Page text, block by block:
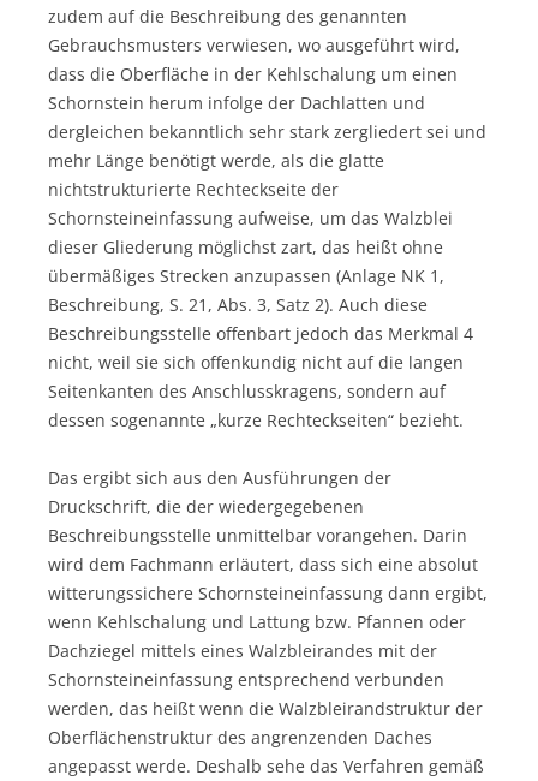
zudem auf die Beschreibung des genannten
Gebrauchsmusters verwiesen, wo ausgeführt wird,
dass die Oberfläche in der Kehlschalung um einen
Schornstein herum infolge der Dachlatten und
dergleichen bekanntlich sehr stark zergliedert sei und
mehr Länge benötigt werde, als die glatte
nichtstrukturierte Rechteckseite der
Schornsteineinfassung aufweise, um das Walzblei
dieser Gliederung möglichst zart, das heißt ohne
übermäßiges Strecken anzupassen (Anlage NK 1,
Beschreibung, S. 21, Abs. 3, Satz 2). Auch diese
Beschreibungsstelle offenbart jedoch das Merkmal 4
nicht, weil sie sich offenkundig nicht auf die langen
Seitenkanten des Anschlusskragens, sondern auf
dessen sogenannte „kurze Rechteckseiten“ bezieht.
Das ergibt sich aus den Ausführungen der
Druckschrift, die der wiedergegebenen
Beschreibungsstelle unmittelbar vorangehen. Darin
wird dem Fachmann erläutert, dass sich eine absolut
witterungssichere Schornsteineinfassung dann ergibt,
wenn Kehlschalung und Lattung bzw. Pfannen oder
Dachziegel mittels eines Walzbleirandes mit der
Schornsteineinfassung entsprechend verbunden
werden, das heißt wenn die Walzbleirandstruktur der
Oberflächenstruktur des angrenzenden Daches
angepasst werde. Deshalb sehe das Verfahren gemäß